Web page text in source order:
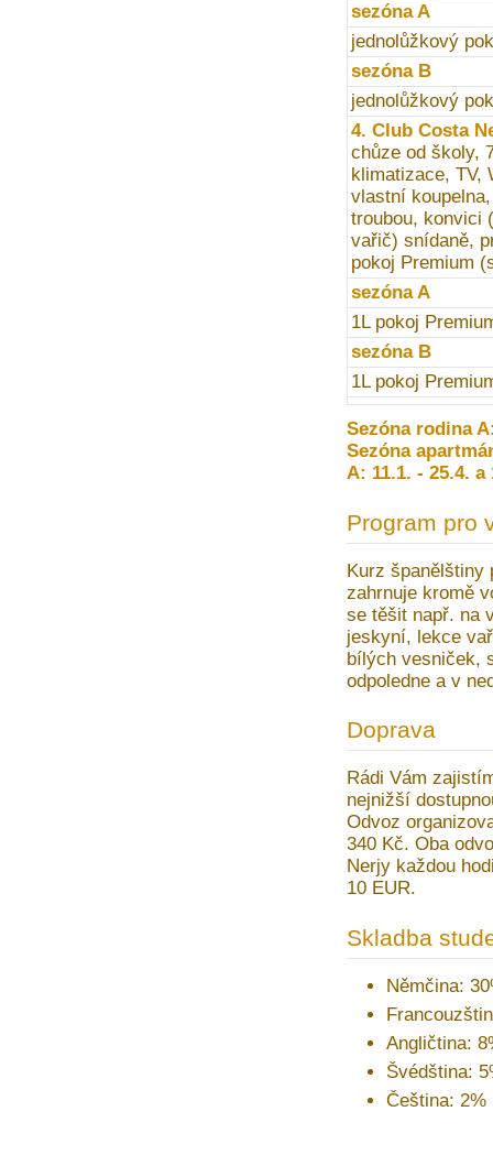
sezóna A
jednolůžkový
sezóna B
jednolůžkový
4. Club Costa
chůze od školy,
klimatizace, TV,
vlastní
troubou, konvici
vařič) snídaně,
pokoj Premium
sezóna A
1L pokoj
sezóna B
1L pokoj
Sezóna rodina
Sezóna
A: 11.1. - 25.4. a
Program pro
Kurz španělštiny
zahrnuje kromě
se těšit např. na
jeskyní, lekce
bílých vesniček,
odpoledne a v
Doprava
Rádi Vám
nejnižší
Odvoz
340 Kč. Oba
Nerjy každou
10 EUR.
Skladba
Němčina:
Angličtina:
Švédština:
Čeština: 2%